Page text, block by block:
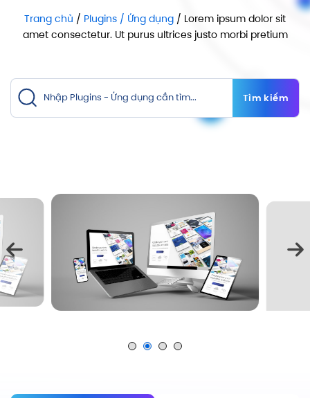
Trang chủ / Plugins / Ứng dụng / Lorem ipsum dolor sit
amet consectetur. Ut purus ultrices justo morbi pretium
Tìm kiếm